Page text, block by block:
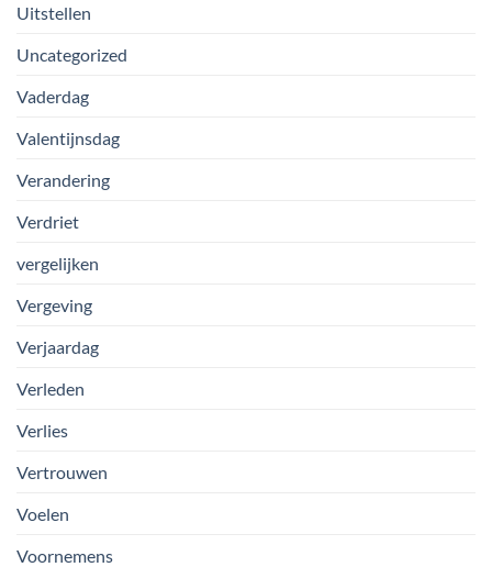
Uitstellen
Uncategorized
Vaderdag
Valentijnsdag
Verandering
Verdriet
vergelijken
Vergeving
Verjaardag
Verleden
Verlies
Vertrouwen
Voelen
Voornemens